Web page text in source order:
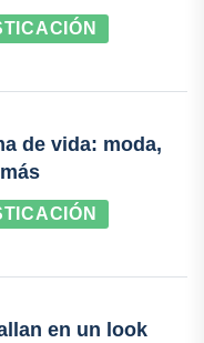
de vida: moda,
en un look